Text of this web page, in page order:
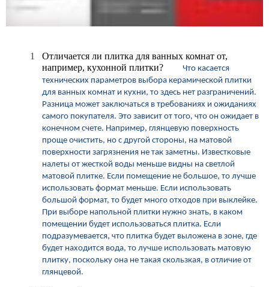
Отличается ли плитка для ванных комнат от,
например, кухонной плитки? Что касается
технических параметров выбора керамической плитки
для ванных комнат и кухни, то здесь нет разграничений.
Разница может заключаться в требованиях и ожиданиях
самого покупателя. Это зависит от того, что он ожидает в
конечном счете. Например, глянцевую поверхность
проще очистить, но с другой стороны, на матовой
поверхности загрязнения не так заметны. Известковые
налеты от жесткой воды меньше видны на светлой
матовой плитке. Если помещение не большое, то лучше
использовать формат меньше. Если использовать
большой формат, то будет много отходов при выклейке.
При выборе напольной плитки нужно знать, в каком
помещении будет использоваться плитка. Если
подразумевается, что плитка будет выложена в зоне, где
будет находится вода, то лучше использовать матовую
плитку, поскольку она не такая скользкая, в отличие от
глянцевой.
1